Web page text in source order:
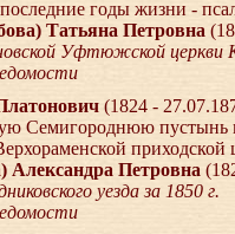
годы жизни -
Татьяна Петровна
Уфтюжской церкви
(1824 -
Семигороднюю пустынь
Александра Петровна
уезда за 1850 г.